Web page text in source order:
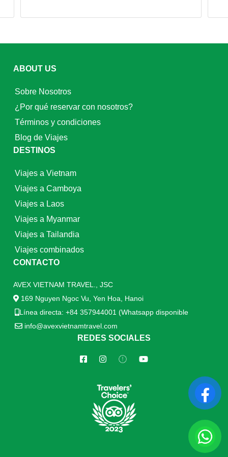
ABOUT US
Sobre Nosotros
¿Por qué reservar con nosotros?
Términos y condiciones
Blog de Viajes
DESTINOS
Viajes a Vietnam
Viajes a Camboya
Viajes a Laos
Viajes a Myanmar
Viajes a Tailandia
Viajes combinados
CONTACTO
AVEX VIETNAM TRAVEL., JSC
169 Nguyen Ngoc Vu, Yen Hoa, Hanoi
Línea directa: +84 357944001 (Whatsapp disponible
info@avexvietnamtravel.com
REDES SOCIALES